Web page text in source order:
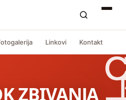
Linkovi Kontakt
ZBIVANJA